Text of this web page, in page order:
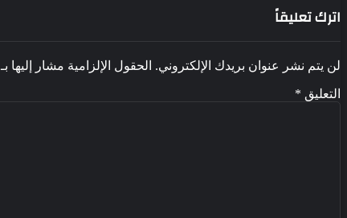
والمستخلصات
المصادقة
على
نص
قانون
عضوي
اترك تعليقاً
لن يتم نشر عنوان بريدك الإلكتروني. الحقول الإلزامية مشار إليها بـ
التعليق *